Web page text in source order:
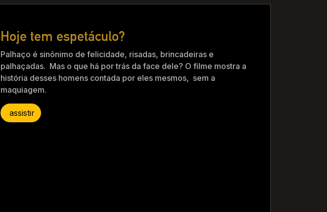
Hoje tem espetáculo?
Palhaço é sinônimo de felicidade, risadas, brincadeiras e
palhaçadas. Mas o que há por trás da face dele? O filme mostra a
história desses homens contada por eles mesmos, sem a
maquiagem.
assistir